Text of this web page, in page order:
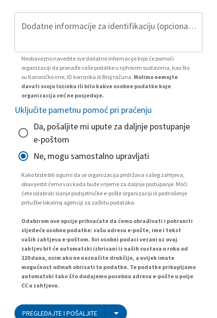
Dodatne informacije za identifikaciju (opcionalno)
Neobavezno navedite sve dodatne informacije koje će pomoći
organizaciji da pronađe vaše podatke u njihovim sustavima, kao što
su Korisničko ime, ID korisnika ili Broj računa. Molimo nemojte
davati svoju lozinku ili bilo kakve osobne podatke koje
organizacija već ne posjeduje.
Uključite pametnu pomoć pri praćenju
Da, pošaljite mi upute za daljnje postupanje
e-poštom
Ne, mogu samostalno upravljati
Kako biste bili sigurni da se organizacija pridržava vašeg zahtjeva,
obavijestit ćemo vas kada bude vrijeme za daljnje postupanje. Moći
ćete odabrati slanje podsjetničke e-pošte organizaciji ili podnošenje
pritužbe lokalnoj agenciji za zaštitu podataka.
Odabirom ove opcije prihvaćate da ćemo obrađivati i pohraniti
sljedeće osobne podatke: vašu adresu e-pošte, ime i tekst
vaših zahtjeva e-poštom. Svi osobni podaci vezani uz ovaj
zahtjev bit će automatski izbrisani iz naših sustava u roku od
120 dana, osim ako ne naznačite drukčije, a uvijek imate
mogućnost odmah obrisati te podatke. Te podatke prikupljamo
automatski tako što dodajemo posebnu adresu e-pošte u polje
CC u zahtjevu.
PREGLEDAJTE I POŠALJITE